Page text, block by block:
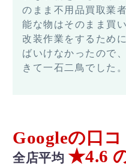
のまま不用品買取業
能な物はそのまま買
改装作業をするため
ばいけなかったので
きて一石二鳥でした。
Googleの口コ
全店平均 ★4.6